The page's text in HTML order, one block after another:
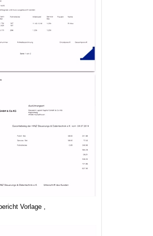
Vorlage ,